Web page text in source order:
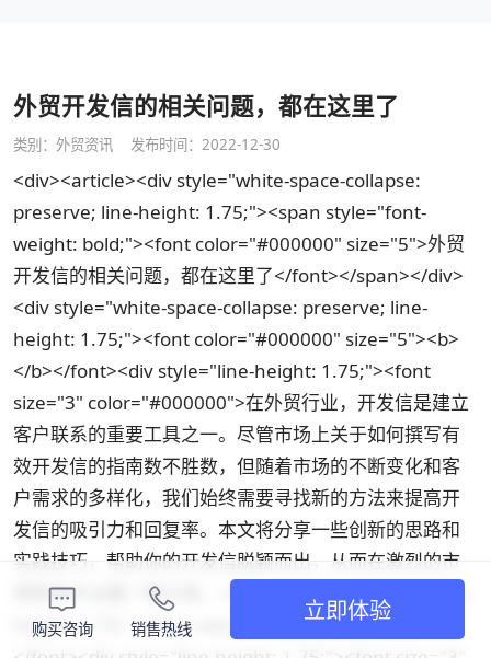
外贸开发信的相关问题，都在这里了
类别： 外贸资讯 发布时间：2022-12-30
<div><article><div style="white-space-collapse:
preserve; line-height: 1.75;"><span style="font-
weight: bold;"><font color="#000000" size="5">外贸
开发信的相关问题，都在这里了</font></span></div>
<div style="white-space-collapse: preserve; line-
height: 1.75;"><font color="#000000" size="5"><b>
</b></font><div style="line-height: 1.75;"><font
size="3" color="#000000">在外贸行业，开发信是建立
客户联系的重要工具之一。尽管市场上关于如何撰写有
效开发信的指南数不胜数，但随着市场的不断变化和客
户需求的多样化，我们始终需要寻找新的方法来提高开
发信的吸引力和回复率。本文将分享一些创新的思路和
实践技巧，帮助你的开发信脱颖而出，从而在激烈的市
场竞争中占据一席之地。</font></div><div style="line-
height: 1.75;"><font color="#000000" size="3">
购买咨询 销售热线
立即体验